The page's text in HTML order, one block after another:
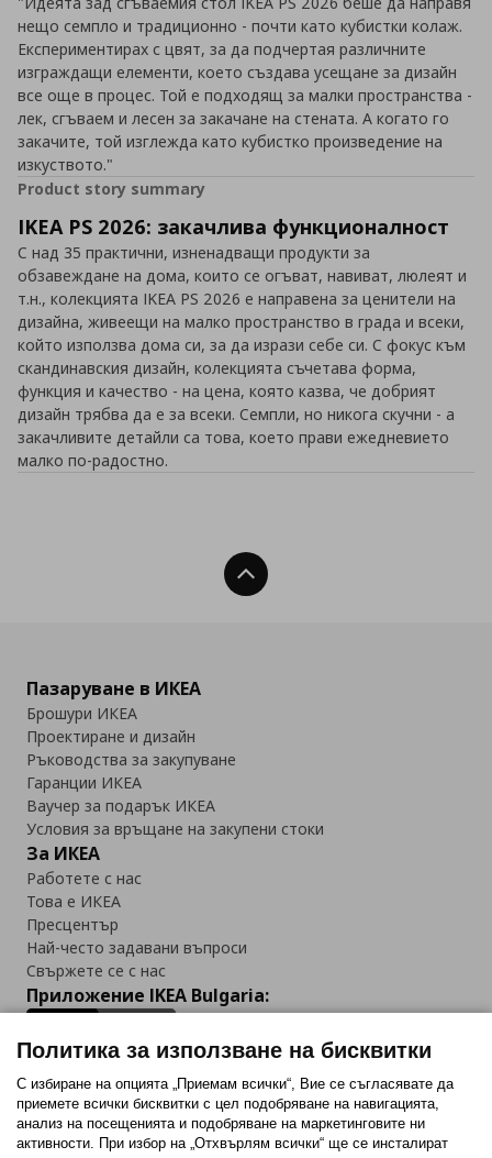
нещо семпло и традиционно - почти като кубистки колаж.
Експериментирах с цвят, за да подчертая различните
изграждащи елементи, което създава усещане за дизайн
все още в процес. Той е подходящ за малки пространства -
лек, сгъваем и лесен за закачане на стената. А когато го
закачите, той изглежда като кубистко произведение на
изкуството."
Product story summary
IKEA PS 2026: закачлива функционалност
С над 35 практични, изненадващи продукти за
обзавеждане на дома, които се огъват, навиват, люлеят и
т.н., колекцията IKEA PS 2026 е направена за ценители на
дизайна, живеещи на малко пространство в града и всеки,
който използва дома си, за да изрази себе си. С фокус към
скандинавския дизайн, колекцията съчетава форма,
функция и качество - на цена, която казва, че добрият
дизайн трябва да е за всеки. Семпли, но никога скучни - а
закачливите детайли са това, което прави ежедневието
малко по-радостно.
Нагоре
Пазаруване в ИКЕА
Брошури ИКЕА
Проектиране и дизайн
Ръководства за закупуване
Гаранции ИКЕА
Ваучер за подарък ИКЕА
Условия за връщане на закупени стоки
За ИКЕА
Работете с нас
Това е ИКЕА
Пресцентър
Най-често задавани въпроси
Свържете се с нас
Приложение IKEA Bulgaria:
Последвайте ни:
FacebookTwitterYoutubePinterestInstagram
Политика за използване на бисквитки
С избиране на опцията „Приемам всички“, Вие се съгласявате да
приемете всички бисквитки с цел подобряване на навигацията,
анализ на посещенията и подобряване на маркетинговите ни
активности. При избор на „Отхвърлям всички“ ще се инсталират